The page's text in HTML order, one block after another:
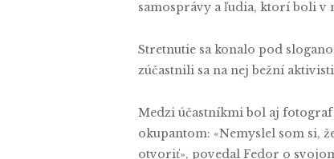
samosprávy a ľudia, ktorí boli v
Stretnutie sa konalo pod
zúčastnili sa na nej bežní
Medzi účastníkmi bol aj
okupantom: «Nemyslel som si,
otvoriť», povedal Fedor o